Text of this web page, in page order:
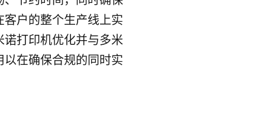
户的整个生产线上实
打印机优化并与多米
在确保合规的同时实